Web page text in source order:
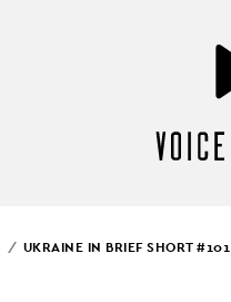
UKRAINE IN BRIEF SHORT #101